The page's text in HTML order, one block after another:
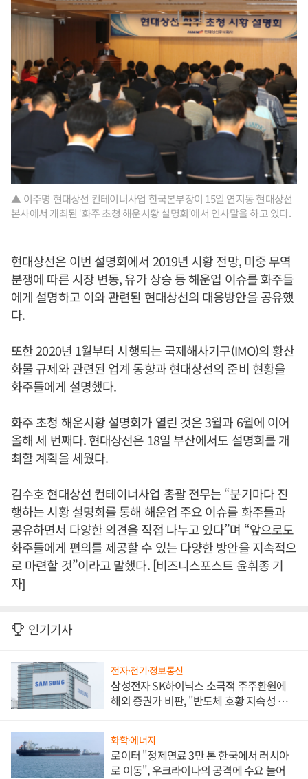
▲ 이주명 현대상선 컨테이너사업 한국본부장이 15일 연지동 현대상선
본사에서 개최된 ‘화주 초청 해운시황 설명회’에서 인사말을 하고 있다.
현대상선은 이번 설명회에서 2019년 시황 전망, 미중 무역
분쟁에 따른 시장 변동, 유가 상승 등 해운업 이슈를 화주들
에게 설명하고 이와 관련된 현대상선의 대응방안을 공유했
다.
또한 2020년 1월부터 시행되는 국제해사기구(IMO)의 황산
화물 규제와 관련된 업계 동향과 현대상선의 준비 현황을
화주들에게 설명했다.
화주 초청 해운시황 설명회가 열린 것은 3월과 6월에 이어
올해 세 번째다. 현대상선은 18일 부산에서도 설명회를 개
최할 계획을 세웠다.
김수호 현대상선 컨테이너사업 총괄 전무는 “분기마다 진
행하는 시황 설명회를 통해 해운업 주요 이슈를 화주들과
공유하면서 다양한 의견을 직접 나누고 있다”며 “앞으로도
화주들에게 편의를 제공할 수 있는 다양한 방안을 지속적으
로 마련할 것”이라고 말했다. [비즈니스포스트 윤휘종 기
자]
인기기사
전자·전기·정보통신
삼성전자 SK하이닉스 소극적 주주환원에
해외 증권가 비판, "반도체 호황 지속성 의
화학·에너지
로이터 "정제연료 3만 톤 한국에서 러시아
로 이동", 우크라이나의 공격에 수요 늘어